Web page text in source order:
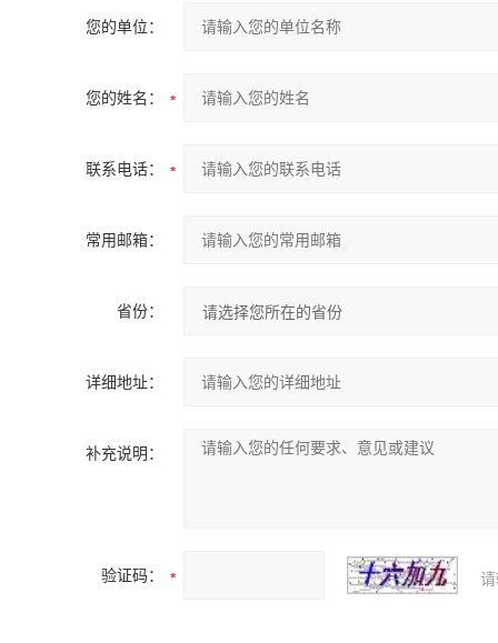
您的单位：
您的姓名：
联系电话：
常用邮箱：
省份：
详细地址：
补充说明：
验证码：